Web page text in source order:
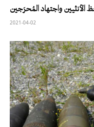
الأنثيين واجتهاد المُحرَجين
2021-04-02